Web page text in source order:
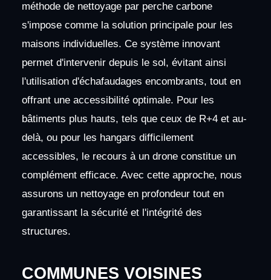
méthode de nettoyage par perche carbone
s'impose comme la solution principale pour les
maisons individuelles. Ce système innovant
permet d'intervenir depuis le sol, évitant ainsi
l'utilisation d'échafaudages encombrants, tout en
offrant une accessibilité optimale. Pour les
bâtiments plus hauts, tels que ceux de R+4 et au-
delà, ou pour les hangars difficilement
accessibles, le recours à un drone constitue un
complément efficace. Avec cette approche, nous
assurons un nettoyage en profondeur tout en
garantissant la sécurité et l'intégrité des
structures.
COMMUNES VOISINES